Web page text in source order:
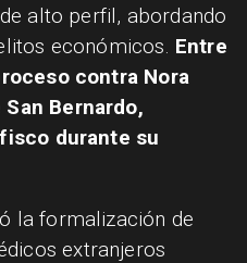
alto perfil, abordando
económicos. Entre
contra Nora
Bernardo,
durante su
la formalización de
extranjeros